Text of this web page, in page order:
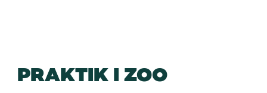
PRAKTIK I ZOO